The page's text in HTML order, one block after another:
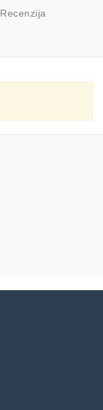
Recenzija